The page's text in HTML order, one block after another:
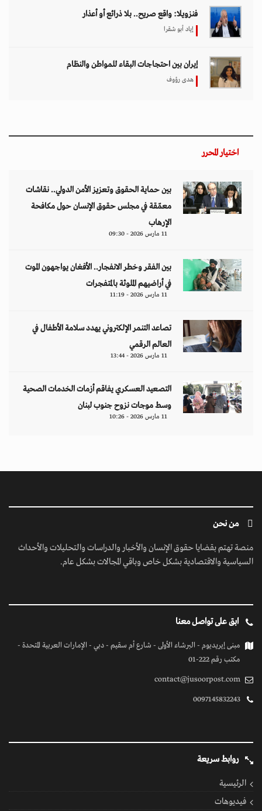
فنزويلا: واقع صريح.. بلا ذرائع أو أعذار
إياد أبو شقرا
إيران بين احتجاجات البقاء للمواطن والنظام
هدى رؤوف
اختيار المحرر
بين حماية الحقوق وتعزيز الأمن الدولي.. نقاشات
معمّقة في مجلس حقوق الإنسان حول مكافحة
الإرهاب
11 مارس 2026 - 09:30
بين الفقر وخطر الانفجار.. الأفغان يواجهون الموت
في أراضيهم الملوثة بالمتفجرات
11 مارس 2026 - 11:19
تصاعد التنمر الإلكتروني يهدد سلامة الأطفال في
العالم الرقمي
11 مارس 2026 - 13:44
التصعيد العسكري يفاقم أزمات الخدمات الصحية
وسط موجات نزوح جنوب لبنان
11 مارس 2026 - 10:26
من نحن
منصة تهتم بقضايا حقوق الإنسان والأخبار والدراسات والتحليلات والأحداث
السياسية والاقتصادية بشكل خاص وباقي المجالات بشكل عام.
ابق على تواصل معنا
مبنى إيريديوم - البرشاء الأولى - شارع أم سقيم - دبي - الإمارات العربية المتحدة -
مكتب رقم 222-01
contact@jusoorpost.com
0097145832243
روابط سريعة
الرئيسية
فيديوهات